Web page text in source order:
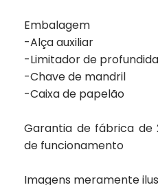
Embalagem
-Alça auxiliar
-Limitador de
-Chave de mandril
-Caixa de papelão
Garantia de fábrica de
de funcionamento
Imagens meramente